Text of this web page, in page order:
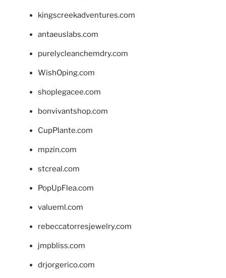
kingscreekadventures.com
antaeuslabs.com
purelycleanchemdry.com
WishOping.com
shoplegacee.com
bonvivantshop.com
CupPlante.com
mpzin.com
stcreal.com
PopUpFlea.com
valueml.com
rebeccatorresjewelry.com
jmpbliss.com
drjorgerico.com